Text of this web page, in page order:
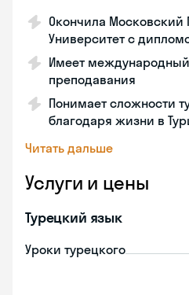
Окончила Московский
Университет с
Имеет международный
преподавания
Понимает сложности
благодаря жизни в
Читать дальше
Услуги и цены
Турецкий язык
Уроки турецкого